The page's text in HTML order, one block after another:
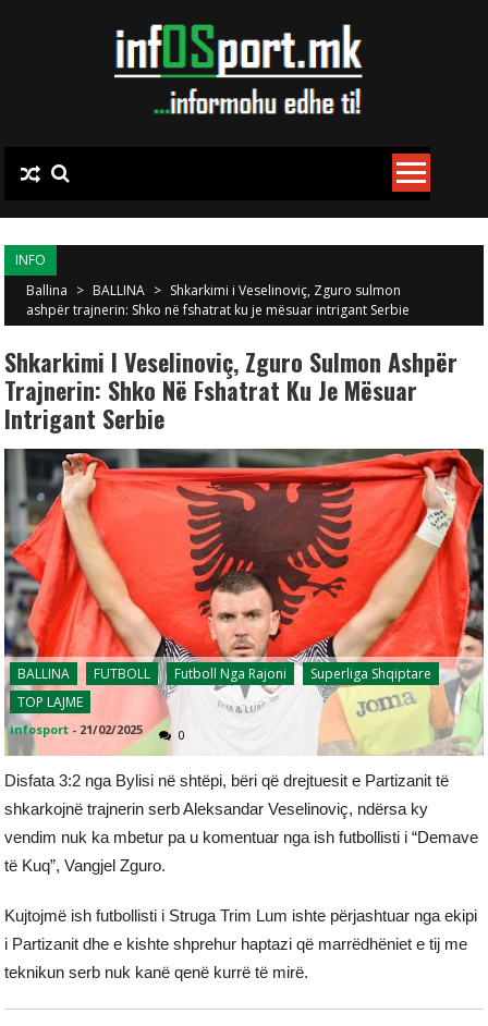
INFO
Ballina > BALLINA > Shkarkimi i Veselinoviç, Zguro sulmon
ashpër trajnerin: Shko në fshatrat ku je mësuar intrigant Serbie
Shkarkimi I Veselinoviç, Zguro Sulmon Ashpër
Trajnerin: Shko Në Fshatrat Ku Je Mësuar
Intrigant Serbie
BALLINA FUTBOLL Futboll Nga Rajoni
Superliga Shqiptare
TOP LAJME
infosport - 21/02/2025 0
Disfata 3:2 nga Bylisi në shtëpi, bëri që drejtuesit e Partizanit të
shkarkojnë trajnerin serb Aleksandar Veselinoviç, ndërsa ky
vendim nuk ka mbetur pa u komentuar nga ish futbollisti i “Demave
të Kuq”, Vangjel Zguro.
Kujtojmë ish futbollisti i Struga Trim Lum ishte përjashtuar nga ekipi
i Partizanit dhe e kishte shprehur haptazi që marrëdhëniet e tij me
teknikun serb nuk kanë qenë kurrë të mirë.